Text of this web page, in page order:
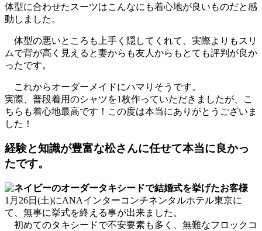
体型に合わせたスーツはこんなにも着心地が良いものだと感
動しました。
体型の悪いところも上手く隠してくれて、実際よりもスリ
ムで背が高く見えると妻からも友人からもとても評判が良か
ったです。
これからオーダーメイドにハマりそうです。
実際、普段着用のシャツを1枚作っていただきましたが、こ
ちらも着心地最高です！この度は本当にありがとうございま
した！
経験と知識が豊富な松さんに任せて本当に良かっ
たです。
1月26日(土)にANAインターコンチネンタルホテル東京に
て、無事に挙式を終える事が出来ました。
初めてのタキシードで不安要素も多く、無難なフロックコ